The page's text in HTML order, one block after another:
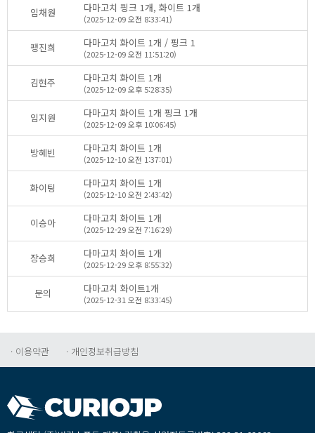
임채원 다마고치핑크1개,화이트1개
(2025-12-09오전8:33:41)
팽진희 다마고치화이트1개/핑크1
(2025-12-09오전11:51:20)
김현주 다마고치화이트1개
(2025-12-09오후5:28:35)
임지원 다마고치화이트1개핑크1개
(2025-12-09오후10:06:45)
방혜빈 다마고치화이트1개
(2025-12-10오전1:37:01)
화이팅 다마고치화이트1개
(2025-12-10오전2:43:42)
이승아 다마고치화이트1개
(2025-12-29오전7:16:29)
장승희 다마고치화이트1개
(2025-12-29오후8:55:32)
문의 다마고치화이트1개
(2025-12-31오전8:33:45)
·이용약관 ·개인정보취급방침